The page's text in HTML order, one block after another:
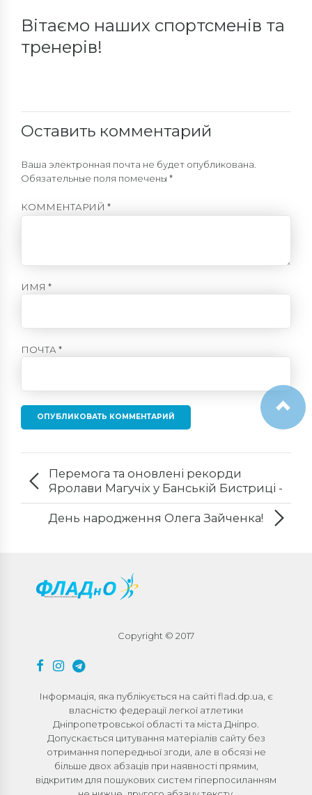
Вітаємо наших спортсменів та
тренерів!
Оставить комментарий
Ваша электронная почта не будет опубликована.
Обязательные поля помечены *
КОММЕНТАРИЙ *
ИМЯ *
ПОЧТА *
ОПУБЛИКОВАТЬ КОММЕНТАРИЙ
Перемога та оновлені рекорди
Яролави Магучіх у Банській Бистриці -
День народження Олега Зайченка!
Copyright © 2017
Інформація, яка публікується на сайті flad.dp.ua, є
власністю федерації легкої атлетики
Дніпропетровської області та міста Дніпро.
Допускається цитування матеріалів сайту без
отримання попередньої згоди, але в обсязі не
більше двох абзаців при наявності прямим,
відкритим для пошукових систем гіперпосиланням